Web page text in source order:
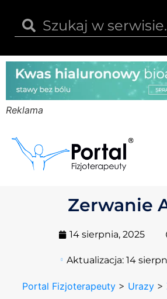
Reklama
Zerwanie
14 sierpnia, 2025
Aktualizacja: 14
Portal Fizjoterapeuty > Urazy >